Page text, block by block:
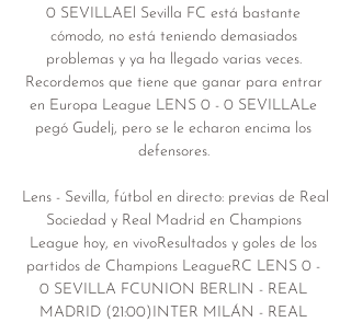
0 SEVILLAEl Sevilla FC está bastante
cómodo, no está teniendo demasiados
problemas y ya ha llegado varias veces.
Recordemos que tiene que ganar para entrar
en Europa League LENS 0 - 0 SEVILLALe
pegó Gudelj, pero se le echaron encima los
defensores.
Lens - Sevilla, fútbol en directo: previas de Real
Sociedad y Real Madrid en Champions
League hoy, en vivoResultados y goles de los
partidos de Champions LeagueRC LENS 0 -
0 SEVILLA FCUNION BERLIN - REAL
MADRID (21:00)INTER MILÁN - REAL